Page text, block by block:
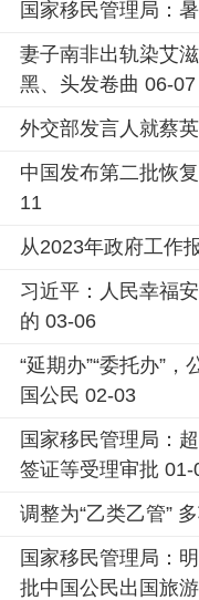
国家移民管理局：
妻子南非出轨染艾
黑、头发卷曲 06-07
外交部发言人就蔡
中国发布第二批恢
11
从2023年政府工作
习近平：人民幸福
的 03-06
“延期办”“委托办”
国公民 02-03
国家移民管理局：
签证等受理审批 01-
调整为“乙类乙管”
国家移民管理局：
批中国公民出国旅